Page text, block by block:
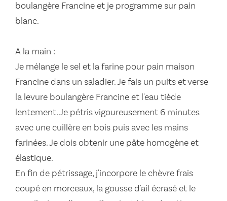
boulangère Francine et je programme sur pain
blanc.
A la main :
Je mélange le sel et la farine pour pain maison
Francine dans un saladier. Je fais un puits et verse
la levure boulangère Francine et l'eau tiède
lentement. Je pétris vigoureusement 6 minutes
avec une cuillère en bois puis avec les mains
farinées. Je dois obtenir une pâte homogène et
élastique.
En fin de pétrissage, j'incorpore le chèvre frais
coupé en morceaux, la gousse d'ail écrasé et le